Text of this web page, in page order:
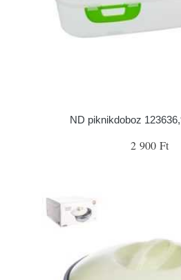
ND piknikdoboz
2 900 Ft